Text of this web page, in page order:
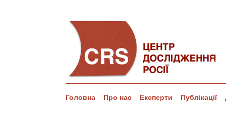
Головна Про нас Експерти Публікації